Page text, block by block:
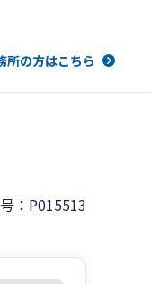
所の方はこちら
：P015513